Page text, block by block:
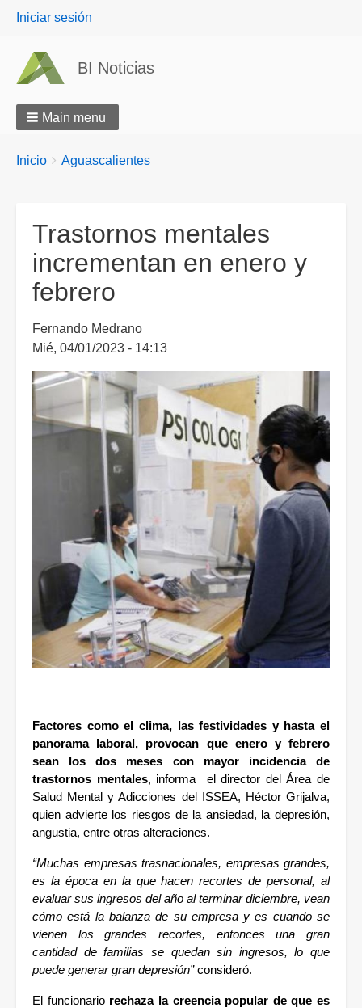
User
Iniciar sesión
BI Noticias
Main menu
Breadcrumbs
You
Inicio Aguascalientes
Trastornos mentales
incrementan en enero y
febrero
Fernando Medrano
Mié, 04/01/2023 - 14:13
Factores como el clima, las festividades y hasta el
panorama laboral, provocan que enero y febrero
sean los dos meses con mayor incidencia de
trastornos mentales, informa  el director del Área de
Salud Mental y Adicciones del ISSEA, Héctor Grijalva,
quien advierte los riesgos de la ansiedad, la depresión,
angustia, entre otras alteraciones.
“Muchas empresas trasnacionales, empresas grandes,
es la época en la que hacen recortes de personal, al
evaluar sus ingresos del año al terminar diciembre, vean
cómo está la balanza de su empresa y es cuando se
vienen los grandes recortes, entonces una gran
cantidad de familias se quedan sin ingresos, lo que
puede generar gran depresión” consideró.
El funcionario rechaza la creencia popular de que es